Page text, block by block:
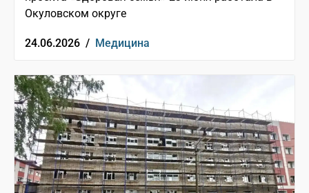
Окуловском округе
24.06.2026 / Медицина